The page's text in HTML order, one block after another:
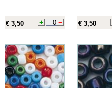
€ 3,50 € 3,50